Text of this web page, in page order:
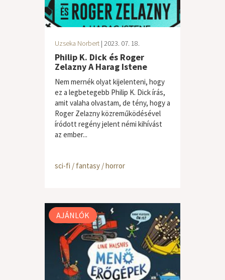
Uzseka Norbert | 2023. 07. 18.
Philip K. Dick és Roger
Zelazny A Harag Istene
Nem mernék olyat kijelenteni, hogy
ez a legbetegebb Philip K. Dick írás,
amit valaha olvastam, de tény, hogy a
Roger Zelazny közreműködésével
íródott regény jelent némi kihívást
az ember...
sci-fi / fantasy / horror
AJÁNLÓK